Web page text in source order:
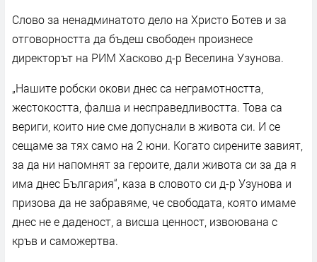
Слово за ненадминатото дело на Христо Ботев и за
отговорността да бъдеш свободен произнесе
директорът на РИМ Хасково д-р Веселина Узунова.
„Нашите робски окови днес са неграмотността,
жестокостта, фалша и несправедливостта. Това са
вериги, които ние сме допуснали в живота си. И се
сещаме за тях само на 2 юни. Когато сирените завият,
за да ни напомнят за героите, дали живота си за да я
има днес България“, каза в словото си д-р Узунова и
призова да не забравяме, че свободата, която имаме
днес не е даденост, а висша ценност, извоювана с
кръв и саможертва.